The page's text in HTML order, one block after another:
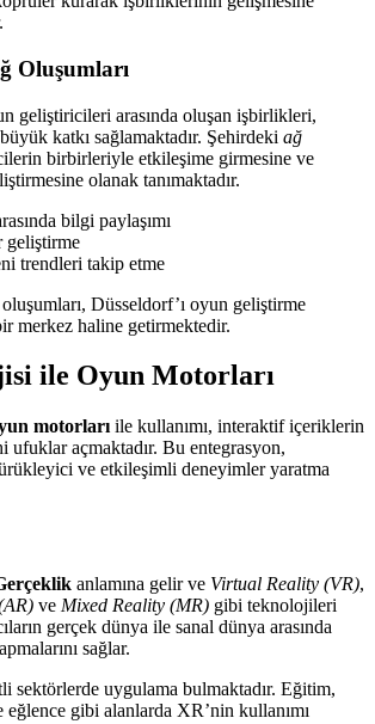
Oluşumları
geliştiricileri arasında oluşan işbirlikleri,
katkı sağlamaktadır. Şehirdeki ağ
birbirleriyle etkileşime girmesine ve
olanak tanımaktadır.
bilgi paylaşımı
geliştirme
trendleri takip etme
Düsseldorf’ı oyun geliştirme
merkez haline getirmektedir.
ile Oyun Motorları
motorları ile kullanımı, interaktif içeriklerin
ufuklar açmaktadır. Bu entegrasyon,
ve etkileşimli deneyimler yaratma
anlamına gelir ve Virtual Reality (VR),
ve Mixed Reality (MR) gibi teknolojileri
gerçek dünya ile sanal dünya arasında
sağlar.
sektörlerde uygulama bulmaktadır. Eğitim,
eğlence gibi alanlarda XR’nin kullanımı